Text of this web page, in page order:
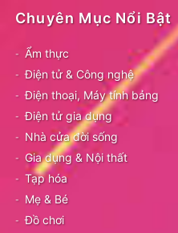
Chuyên Mục Nổi Bật
Ẩm thực
Điện tử & Công nghệ
Điện thoại, Máy tính bảng
Điện tử gia dụng
Nhà cửa đời sống
Gia dụng & Nội thất
Tạp hóa
Mẹ & Bé
Đồ chơi